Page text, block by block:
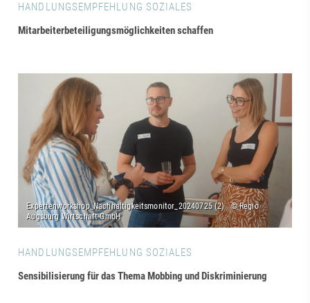
HANDLUNGSEMPFEHLUNG SOZIALES
Mitarbeiterbeteiligungsmöglichkeiten schaffen
HANDLUNGSEMPFEHLUNG SOZIALES
Sensibilisierung für das Thema Mobbing und Diskriminierung